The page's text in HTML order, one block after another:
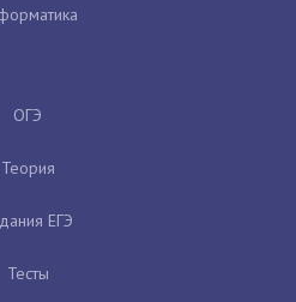
ОГЭ
Теория
ЕГЭ
Тесты